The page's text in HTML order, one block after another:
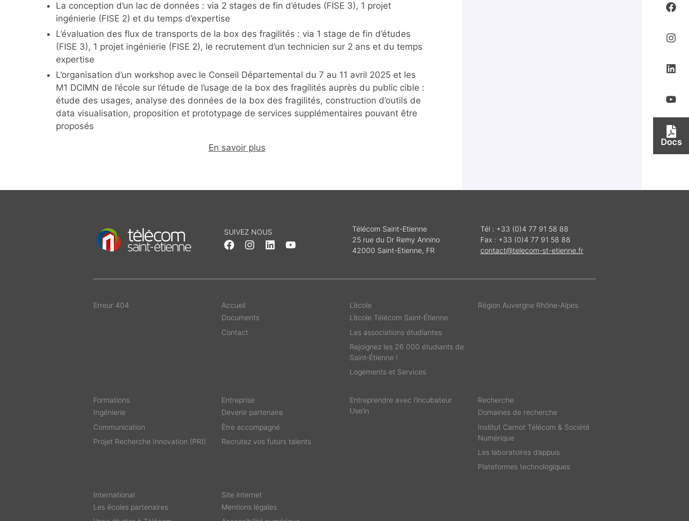
La conception d’un lac de données : via 2 stages de fin d’études (FISE 3), 1 projet
ingénierie (FISE 2) et du temps d’expertise
L’évaluation des flux de transports de la box des fragilités : via 1 stage de fin d’études
(FISE 3), 1 projet ingénierie (FISE 2), le recrutement d’un technicien sur 2 ans et du temps
expertise
L’organisation d’un workshop avec le Conseil Départemental du 7 au 11 avril 2025 et les
M1 DCIMN de l’école sur l’étude de l’usage de la box des fragilités auprès du public cible :
étude des usages, analyse des données de la box des fragilités, construction d’outils de
data visualisation, proposition et prototypage de services supplémentaires pouvant être
proposés
En savoir plus
Docs
SUIVEZ NOUS
Télécom Saint-Etienne
25 rue du Dr Remy Annino
42000 Saint-Etienne, FR
Tél : +33 (0)4 77 91 58 88
Fax : +33 (0)4 77 91 58 88
contact@telecom-st-etienne.fr
Erreur 404
Accueil
Documents
Contact
L’école
L’école Télécom Saint‑Étienne
Les associations étudiantes
Rejoignez les 26 000 étudiants de
Saint‑Étienne !
Logements et Services
Région Auvergne Rhône-Alpes
Formations
Ingénierie
Communication
Projet Recherche Innovation (PRI)
Entreprise
Devenir partenaire
Être accompagné
Recrutez vos futurs talents
Entreprendre avec l’incubateur
Use’in
Recherche
Domaines de recherche
Institut Carnot Télécom & Société
Numérique
Les laboratoires d’appuis
Plateformes technologiques
International
Les écoles partenaires
Site internet
Mentions légales